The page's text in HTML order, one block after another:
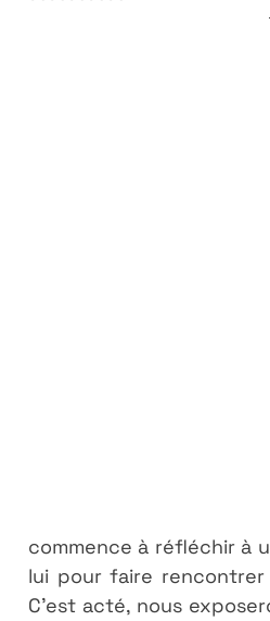
commence à réfléchir à
lui pour faire rencontrer
C'est acté, nous